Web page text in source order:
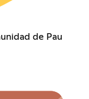
de Pau